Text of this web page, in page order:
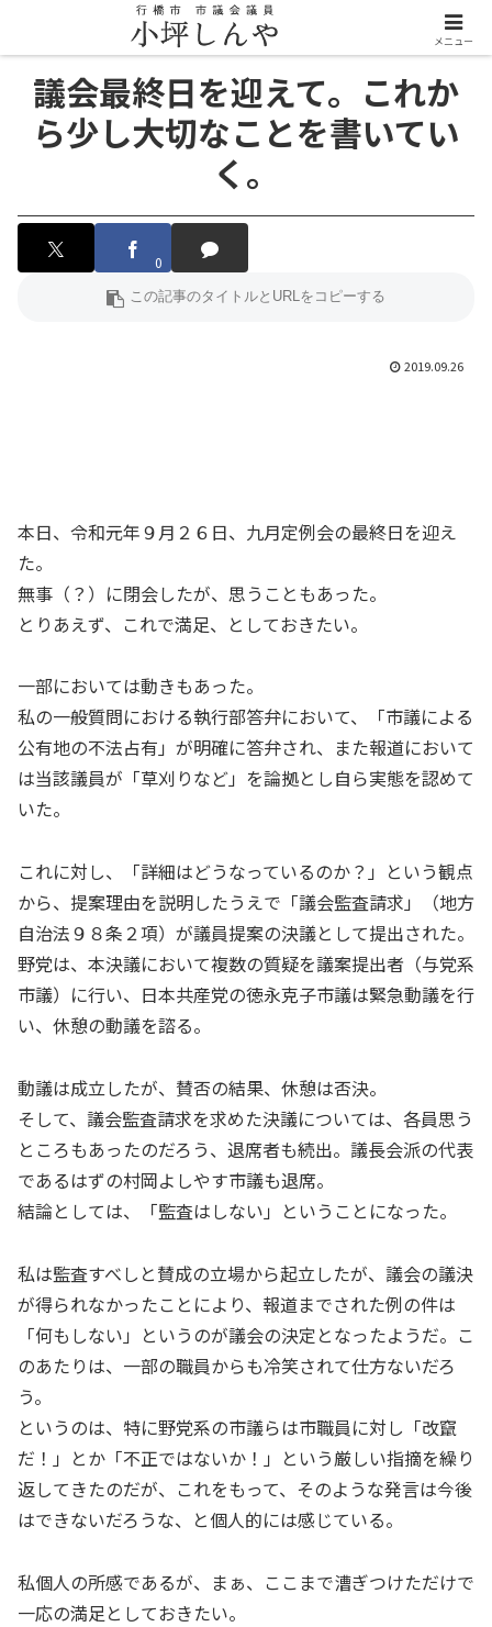
議会最終日を迎えて。これか
ら少し大切なことを書いてい
く。
0
2019.09.26
本日、令和元年９月２６日、九月定例会の最終日を迎え
た。
無事（？）に閉会したが、思うこともあった。
とりあえず、これで満足、としておきたい。
一部においては動きもあった。
私の一般質問における執行部答弁において、「市議による
公有地の不法占有」が明確に答弁され、また報道において
は当該議員が「草刈りなど」を論拠とし自ら実態を認めて
いた。
これに対し、「詳細はどうなっているのか？」という観点
から、提案理由を説明したうえで「議会監査請求」（地方
自治法９８条２項）が議員提案の決議として提出された。
野党は、本決議において複数の質疑を議案提出者（与党系
市議）に行い、日本共産党の徳永克子市議は緊急動議を行
い、休憩の動議を諮る。
動議は成立したが、賛否の結果、休憩は否決。
そして、議会監査請求を求めた決議については、各員思う
ところもあったのだろう、退席者も続出。議長会派の代表
であるはずの村岡よしやす市議も退席。
結論としては、「監査はしない」ということになった。
私は監査すべしと賛成の立場から起立したが、議会の議決
が得られなかったことにより、報道までされた例の件は
「何もしない」というのが議会の決定となったようだ。こ
のあたりは、一部の職員からも冷笑されて仕方ないだろ
う。
というのは、特に野党系の市議らは市職員に対し「改竄
だ！」とか「不正ではないか！」という厳しい指摘を繰り
返してきたのだが、これをもって、そのような発言は今後
はできないだろうな、と個人的には感じている。
私個人の所感であるが、まぁ、ここまで漕ぎつけただけで
一応の満足としておきたい。
メニュー